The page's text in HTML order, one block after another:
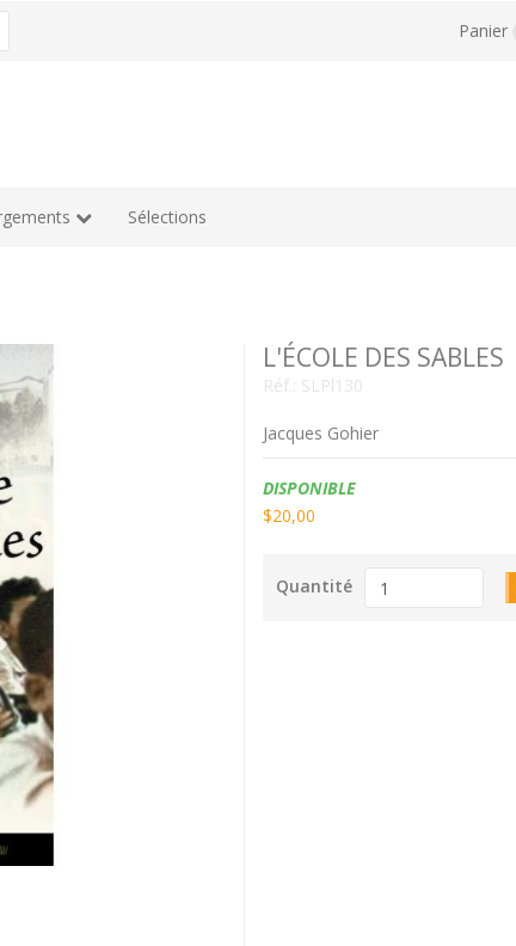
Panier
Sélections
L'ÉCOLE DES SABLES
Réf.: SLPl130
Jacques Gohier
Disponibilité:
DISPONIBLE
$20,00
Quantité